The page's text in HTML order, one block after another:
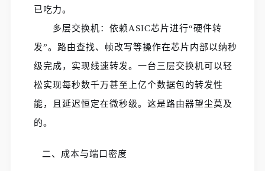
已吃力。
多层交换机：依赖ASIC芯片进行“硬件转
发”。路由查找、帧改写等操作在芯片内部以纳秒
级完成，实现线速转发。一台三层交换机可以轻
松实现每秒数千万甚至上亿个数据包的转发性
能，且延迟恒定在微秒级。这是路由器望尘莫及
的。
二、成本与端口密度